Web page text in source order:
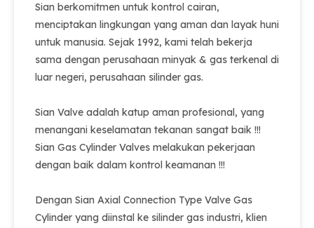
Sian berkomitmen untuk kontrol cairan,
menciptakan lingkungan yang aman dan layak huni
untuk manusia. Sejak 1992, kami telah bekerja
sama dengan perusahaan minyak & gas terkenal di
luar negeri, perusahaan silinder gas.
Sian Valve adalah katup aman profesional, yang
menangani keselamatan tekanan sangat baik !!!
Sian Gas Cylinder Valves melakukan pekerjaan
dengan baik dalam kontrol keamanan !!!
Dengan Sian Axial Connection Type Valve Gas
Cylinder yang diinstal ke silinder gas industri, klien